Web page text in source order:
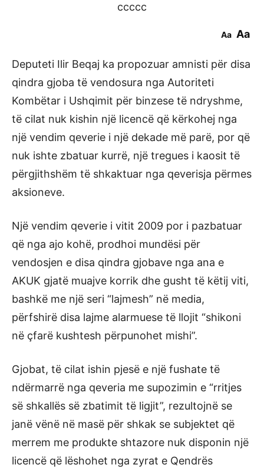
ccccc
Aa Aa
Deputeti Ilir Beqaj ka propozuar amnisti për disa
qindra gjoba të vendosura nga Autoriteti
Kombëtar i Ushqimit për binzese të ndryshme,
të cilat nuk kishin një licencë që kërkohej nga
një vendim qeverie i një dekade më parë, por që
nuk ishte zbatuar kurrë, një tregues i kaosit të
përgjithshëm të shkaktuar nga qeverisja përmes
aksioneve.
Një vendim qeverie i vitit 2009 por i pazbatuar
që nga ajo kohë, prodhoi mundësi për
vendosjen e disa qindra gjobave nga ana e
AKUK gjatë muajve korrik dhe gusht të këtij viti,
bashkë me një seri “lajmesh” në media,
përfshirë disa lajme alarmuese të llojit “shikoni
në çfarë kushtesh përpunohet mishi”.
Gjobat, të cilat ishin pjesë e një fushate të
ndërmarrë nga qeveria me supozimin e “rritjes
së shkallës së zbatimit të ligjit”, rezultojnë se
janë vënë në masë për shkak se subjektet që
merrem me produkte shtazore nuk disponin një
licencë që lëshohet nga zyrat e Qendrës